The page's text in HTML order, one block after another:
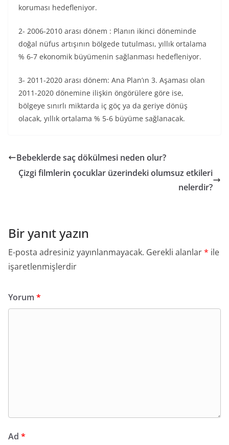
koruması hedefleniyor.
2- 2006-2010 arası dönem : Planın ikinci döneminde
doğal nüfus artışının bölgede tutulması, yıllık ortalama
% 6-7 ekonomik büyümenin sağlanması hedefleniyor.
3- 2011-2020 arası dönem: Ana Plan’ın 3. Aşaması olan
2011-2020 dönemine ilişkin öngörülere göre ise,
bölgeye sınırlı miktarda iç göç ya da geriye dönüş
olacak, yıllık ortalama % 5-6 büyüme sağlanacak.
Bebeklerde saç dökülmesi neden olur?
Çizgi filmlerin çocuklar üzerindeki olumsuz etkileri
nelerdir?
Bir yanıt yazın
E-posta adresiniz yayınlanmayacak. Gerekli alanlar* ile
işaretlenmişlerdir
Yorum *
Ad *